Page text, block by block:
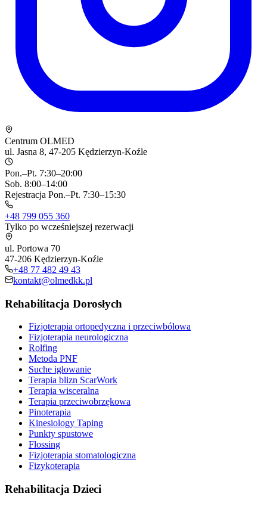
Centrum OLMED
ul. Jasna 8, 47-205 Kędzierzyn-Koźle
Pon.–Pt. 7:30–20:00
Sob. 8:00–14:00
Rejestracja Pon.–Pt. 7:30–15:30
+48 799 055 360
Tylko po wcześniejszej rezerwacji
ul. Portowa 70
47-206 Kędzierzyn-Koźle
+48 77 482 49 43
kontakt@olmedkk.pl
Rehabilitacja Dorosłych
Fizjoterapia ortopedyczna i przeciwbólowa
Fizjoterapia neurologiczna
Rolfing
Metoda PNF
Suche igłowanie
Terapia blizn ScarWork
Terapia wisceralna
Terapia przeciwobrzękowa
Pinoterapia
Kinesiology Taping
Punkty spustowe
Flossing
Fizjoterapia stomatologiczna
Fizykoterapia
Rehabilitacja Dzieci